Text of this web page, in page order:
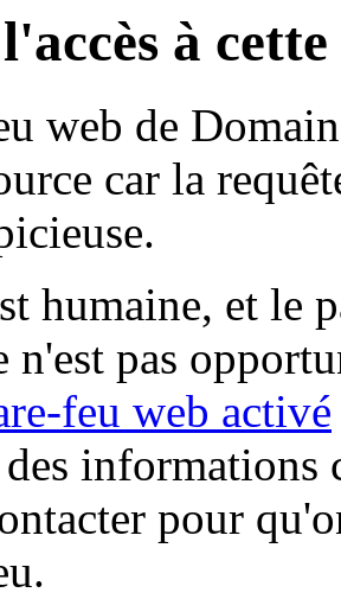
à
web de
car la
humaine, et le
n'est pas
feu web activé
informations
pour